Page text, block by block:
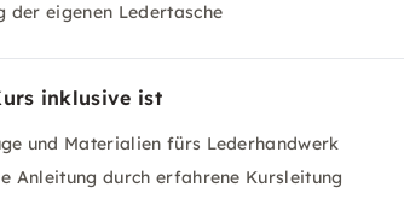
der eigenen Ledertasche
inklusive ist
und Materialien fürs Lederhandwerk
Anleitung durch erfahrene Kursleitung